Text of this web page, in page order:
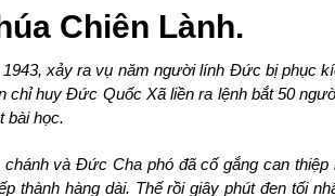
Chiên Lành.
1943, xảy ra vụ năm người lính Đức bị phục
chỉ huy Đức Quốc Xã liền ra lệnh bắt 50
bài học.
và Đức Cha phó đã cố gắng can
thành hàng dài. Thế rồi giây phút đen tối